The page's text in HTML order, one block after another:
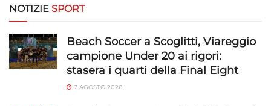
NOTIZIE SPORT
Beach Soccer a Scoglitti, Viareggio
campione Under 20 ai rigori:
stasera i quarti della Final Eight
7 AGOSTO 2026